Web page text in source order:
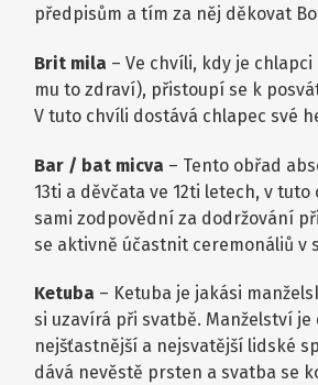
předpisům a tím za něj děkovat
Brit mila – Ve chvíli, kdy je
mu to zdraví), přistoupí se k
V tuto chvíli dostává chlapec své
Bar / bat micva – Tento obřad
13ti a děvčata ve 12ti letech, v
sami zodpovědní za dodržování
se aktivně účastnit ceremonáliů v
Ketuba – Ketuba je jakási
si uzavírá při svatbě. Manželství je
nejšťastnější a nejsvatější lidské
dává nevěstě prsten a svatba se